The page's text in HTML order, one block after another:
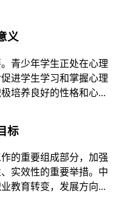
义
青少年学生正处在心理
进学生学习和掌握心理
培养良好的性格和心...
标
的重要组成部分，加强
实效性的重要举措。中
教育转变，发展方向...